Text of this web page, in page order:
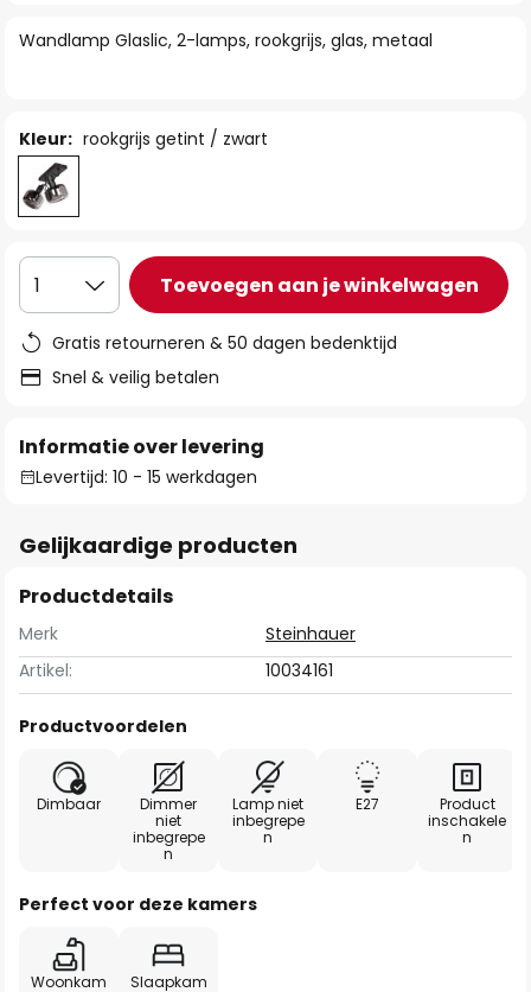
de
Wandlamp Glaslic, 2-lamps, rookgrijs, glas, metaal
Kleur: rookgrijs getint / zwart
1 Toevoegen aan je winkelwagen
Gratis retourneren & 50 dagen bedenktijd
Snel & veilig betalen
Informatie over levering
Levertijd: 10 - 15 werkdagen
Gelijkaardige producten
Productdetails
Merk
Steinhauer
Artikel:
10034161
Productvoordelen
Dimbaar
Dimmer
niet
inbegrepe
n
Lamp niet
inbegrepe
n
E27
Product
inschakele
n
Perfect voor deze kamers
Woonkam
Slaapkam